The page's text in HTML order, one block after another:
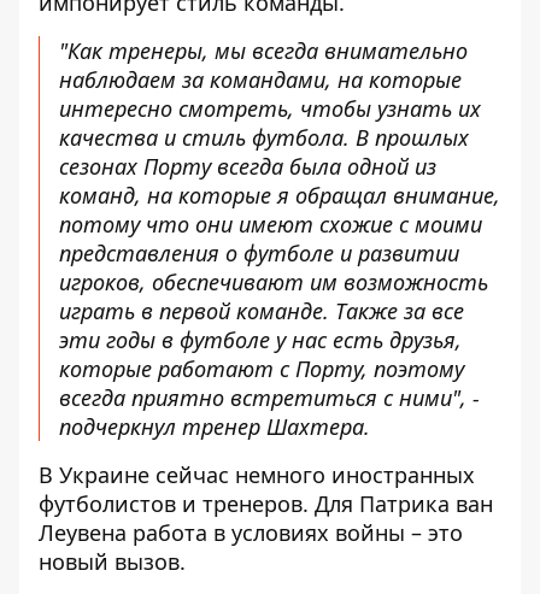
"Как тренеры, мы всегда внимательно
наблюдаем за командами, на которые
интересно смотреть, чтобы узнать их
качества и стиль футбола. В прошлых
сезонах Порту всегда была одной из
команд, на которые я обращал внимание,
потому что они имеют схожие с моими
представления о футболе и развитии
игроков, обеспечивают им возможность
играть в первой команде. Также за все
эти годы в футболе у ​​нас есть друзья,
которые работают с Порту, поэтому
всегда приятно встретиться с ними", -
подчеркнул тренер Шахтера.
В Украине сейчас немного иностранных
футболистов и тренеров. Для Патрика ван
Леувена работа в условиях войны – это
новый вызов.